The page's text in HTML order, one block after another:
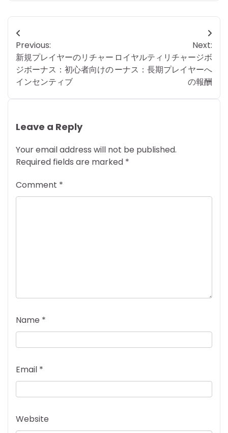
Post
navigation
Previous:
新規プレイヤーのリチャー
ジボーナス：初心者向けの
インセンティブ
Next:
ロイヤルティリチャージボ
ーナス：長期プレイヤーへ
の報酬
Leave a Reply
Your email address will not be published.
Required fields are marked *
Comment *
Name *
Email *
Website